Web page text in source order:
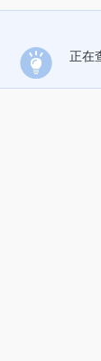
正在